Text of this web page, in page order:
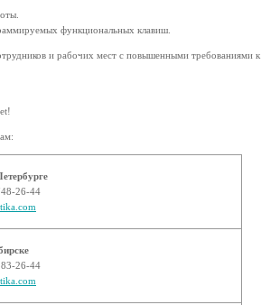
функциональных клавиш.
и рабочих мест с повышенными требованиями к
26-44
26-44